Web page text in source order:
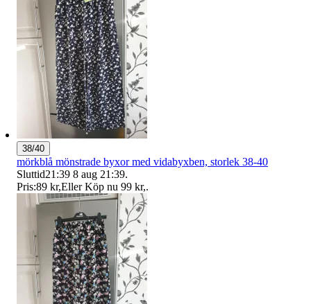
38/40
mörkblå mönstrade byxor med vidabyxben, storlek 38-40
Sluttid21:39 8 aug 21:39.
Pris:89 kr,Eller Köp nu 99 kr,.